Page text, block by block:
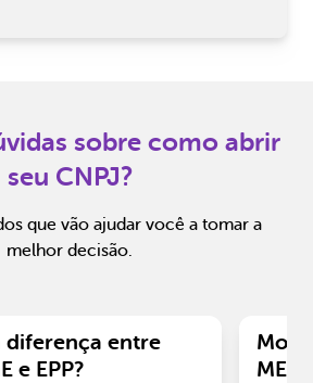
sobre como abrir
seu CNPJ?
que vão ajudar você a tomar a
melhor decisão.
diferença entre
e EPP?
ME?